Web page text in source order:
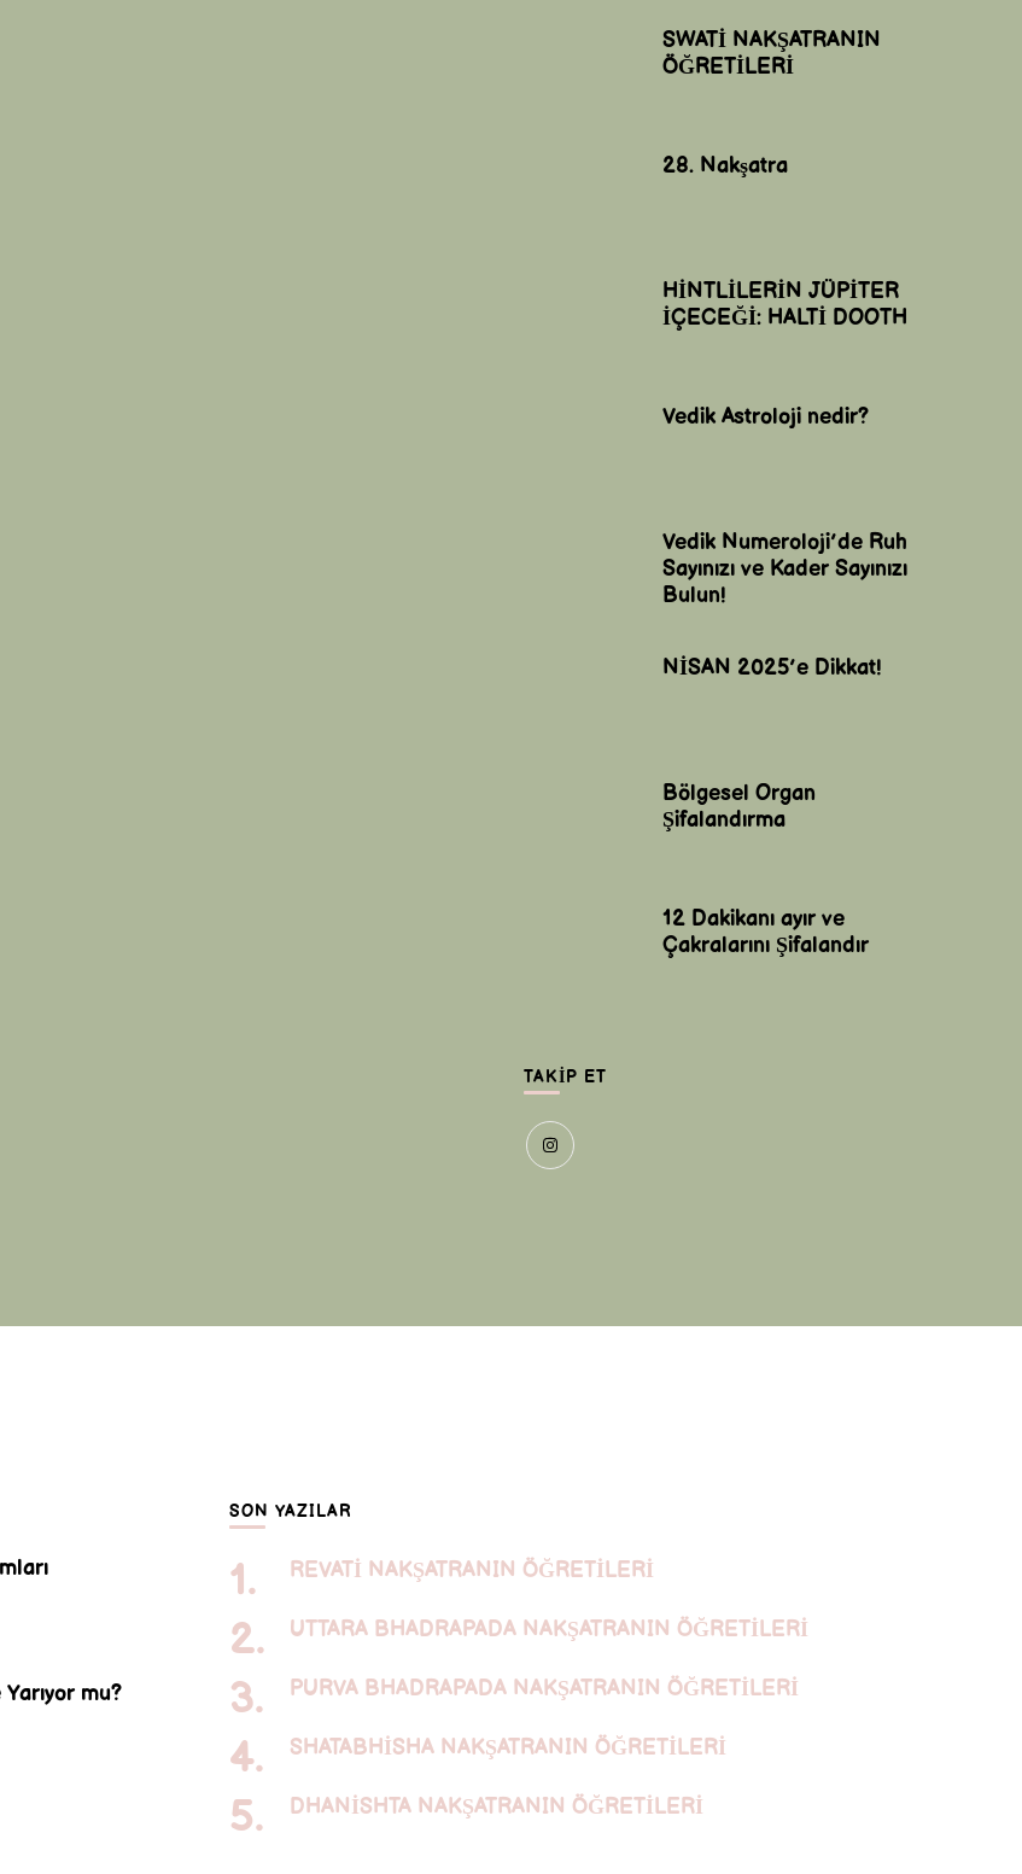
SWATİ NAKŞATRANIN
ÖĞRETİLERİ
28. Nakşatra
HİNTLİLERİN JÜPİTER
İÇECEĞİ: HALTİ DOOTH
Vedik Astroloji nedir?
Vedik Numeroloji’de Ruh
Sayınızı ve Kader Sayınızı
Bulun!
NİSAN 2025’e Dikkat!
Bölgesel Organ
Şifalandırma
12 Dakikanı ayır ve
Çakralarını Şifalandır
TAKIP ET
mu?
SON YAZILAR
REVATİ NAKŞATRANIN ÖĞRETİLERİ
UTTARA BHADRAPADA NAKŞATRANIN ÖĞRETİLERİ
PURVA BHADRAPADA NAKŞATRANIN ÖĞRETİLERİ
SHATABHİSHA NAKŞATRANIN ÖĞRETİLERİ
DHANİSHTA NAKŞATRANIN ÖĞRETİLERİ